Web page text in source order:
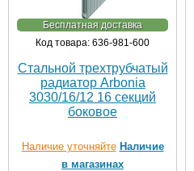
Бесплатная доставка
Код товара: 636-981-600
Стальной трехтрубчатый
радиатор Arbonia
3030/16/12 16 секций
боковое
Наличие уточняйте Наличие
в магазинах